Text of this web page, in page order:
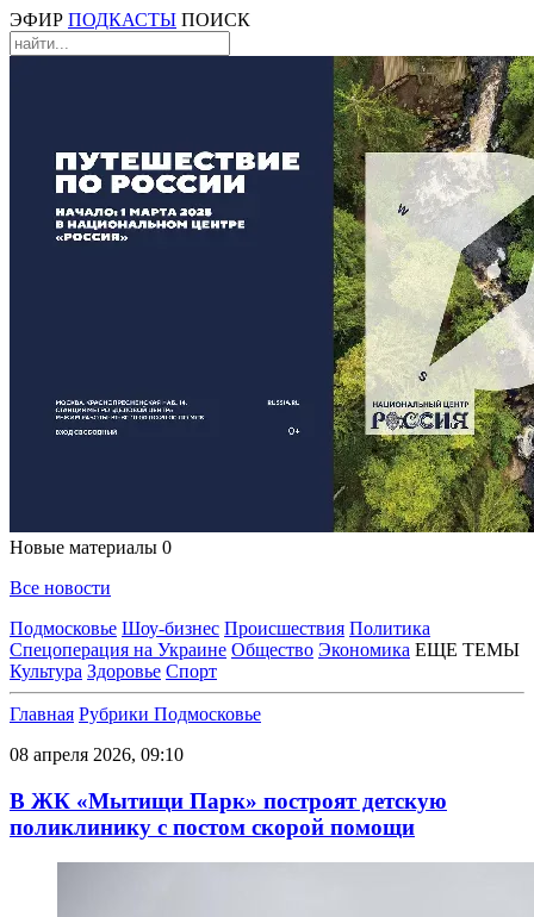
ЭФИР ПОДКАСТЫ ПОИСК
Новые материалы 0
Все новости
Подмосковье Шоу-бизнес Происшествия Политика
Спецоперация на Украине Общество Экономика ЕЩЕ ТЕМЫ
Культура Здоровье Спорт
Главная Рубрики Подмосковье
08 апреля 2026, 09:10
В ЖК «Мытищи Парк» построят детскую
поликлинику с постом скорой помощи